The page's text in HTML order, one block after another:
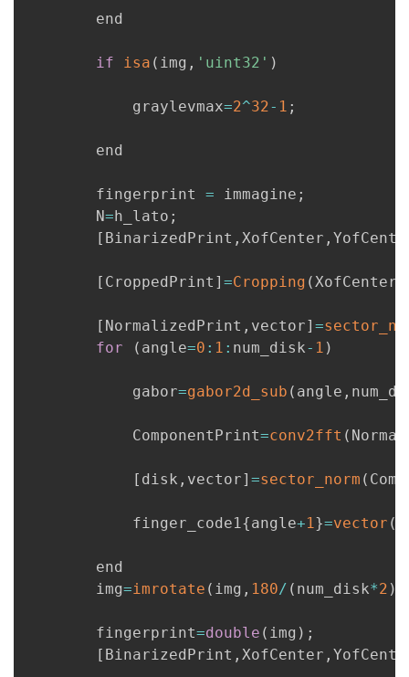
        end
if isa ( img , 'uint32' )
            graylevmax
=2^32- 1 ;
        end
        fingerprint
= immagine ;
        N
=h_lato ;
[ BinarizedPrint , XofCenter ,
[ CroppedPrint ] =Cropping (XofCenter
[ NormalizedPrint , vector] =
for
( angle=0 : 1 : num_disk- 1 )
            gabor
=gabor2d_sub ( angle ,
            ComponentPrint
=conv2fft (
[ disk , vector] =sector_norm (
            finger_code1
{angle+1}=vector (
        end
        img
=imrotate ( img , 180/ ( num_disk*2 )
        fingerprint
=double ( img ) ;
[ BinarizedPrint , XofCenter ,